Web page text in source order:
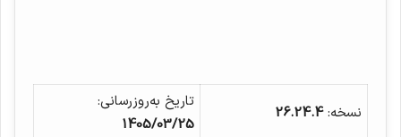
نسخه:26.24.4
تاریخ به‌روزرسانی:
1405/03/25